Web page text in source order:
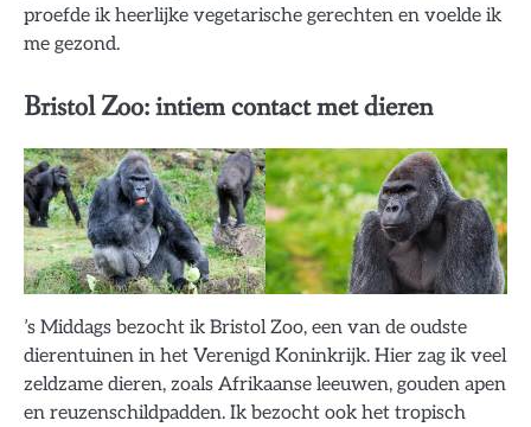
proefde ik heerlijke vegetarische gerechten en voelde ik
me gezond.
Bristol Zoo: intiem contact met dieren
’s Middags bezocht ik Bristol Zoo, een van de oudste
dierentuinen in het Verenigd Koninkrijk. Hier zag ik veel
zeldzame dieren, zoals Afrikaanse leeuwen, gouden apen
en reuzenschildpadden. Ik bezocht ook het tropisch